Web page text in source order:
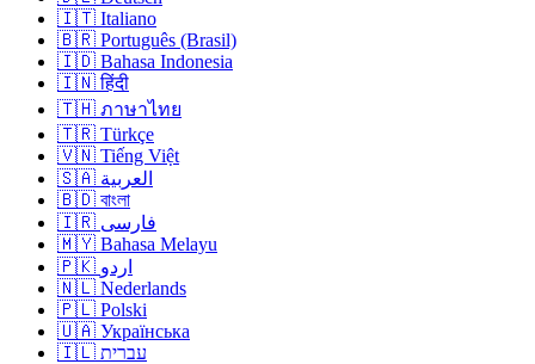
🇮🇹 Italiano
🇧🇷 Português (Brasil)
🇮🇩 Bahasa Indonesia
🇮🇳 हिंदी
🇹🇭 ภาษาไทย
🇹🇷 Türkçe
🇻🇳 Tiếng Việt
🇸🇦 العربية
🇧🇩 বাংলা
🇮🇷 فارسی
🇲🇾 Bahasa Melayu
🇵🇰 اردو
🇳🇱 Nederlands
🇵🇱 Polski
🇺🇦 Українська
🇮🇱 עברית